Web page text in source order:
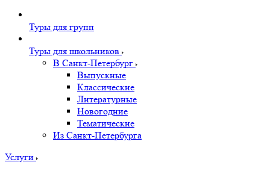
Туры для групп
Туры для школьников
В Санкт-Петербург
Выпускные
Классические
Литературные
Новогодние
Тематические
Из Санкт-Петербурга
Услуги